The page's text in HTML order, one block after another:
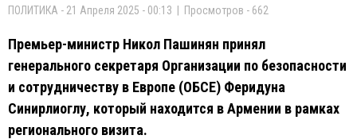
ПОЛИТИКА - 21 Апреля 2025 - 00:13 | Просмотров - 662
Премьер-министр Никол Пашинян принял
генерального секретаря Организации по безопасности
и сотрудничеству в Европе (ОБСЕ) Феридуна
Синирлиоглу, который находится в Армении в рамках
регионального визита.